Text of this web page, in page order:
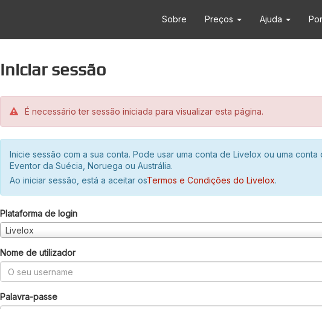
Sobre Preços Ajuda
Iniciar sessão
É necessário ter sessão iniciada para visualizar esta página.
Inicie sessão com a sua conta. Pode usar uma conta de Livelox ou uma conta
Eventor da Suécia, Noruega ou Austrália.
Ao iniciar sessão, está a aceitar osTermos e Condições do Livelox.
Plataforma de login
Livelox
Nome de utilizador
Palavra-passe